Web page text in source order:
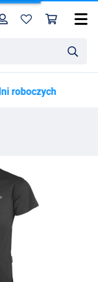
HomeProfil
roboczych